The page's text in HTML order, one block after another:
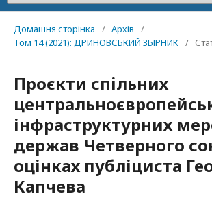
Домашня сторінка / Архів
/
Том 14 (2021): ДРИНОВСЬКИЙ ЗБІРНИК /
Проєкти спільних
інфраструктурних
держав Четверного
оцінках публіциста
Капчева